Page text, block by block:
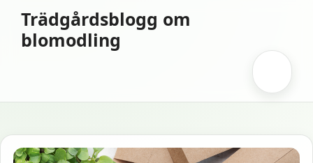
innehåll
Trädgårdsblogg om
blomodling